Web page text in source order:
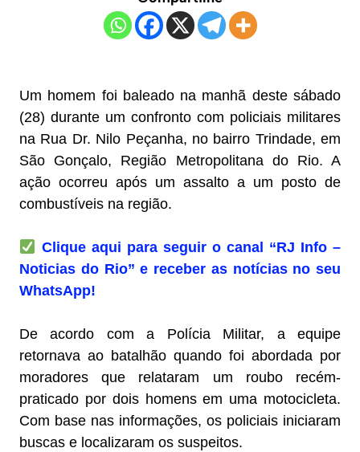
Um homem foi baleado na manhã deste sábado
(28) durante um confronto com policiais militares
na Rua Dr. Nilo Peçanha, no bairro Trindade, em
São Gonçalo, Região Metropolitana do Rio. A
ação ocorreu após um assalto a um posto de
combustíveis na região.
Clique aqui para seguir o canal “RJ Info –
Noticias do Rio” e receber as notícias no seu
WhatsApp!
De acordo com a Polícia Militar, a equipe
retornava ao batalhão quando foi abordada por
moradores que relataram um roubo recém-
praticado por dois homens em uma motocicleta.
Com base nas informações, os policiais iniciaram
buscas e localizaram os suspeitos.